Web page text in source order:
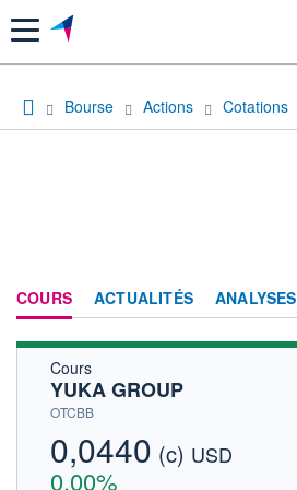
Menu
Bourse Actions Cotations
COURS ACTUALITÉS ANALYSES
Cours
YUKA GROUP
OTCBB
0,0440 (c) USD
0,00%